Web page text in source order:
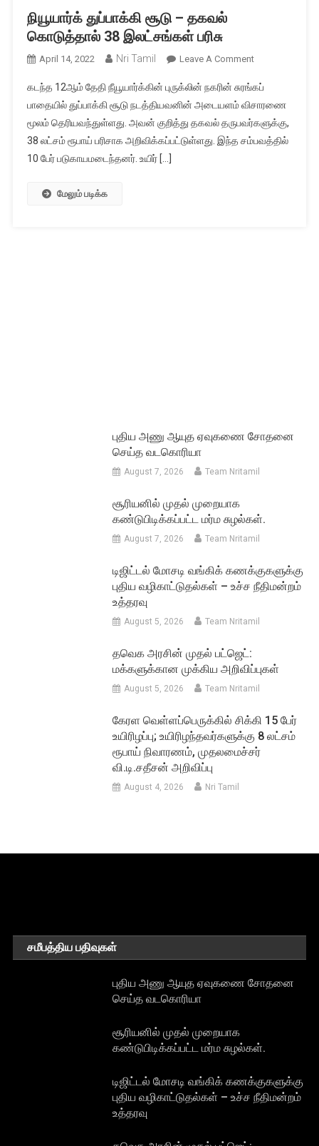
நியூயார்க் துப்பாக்கி சூடு – தகவல்
கொடுத்தால் 38 இலட்சங்கள் பரிசு
April 14, 2022 Nri Tamil Leave A CommentOn
துப்பாக்கி
சூடு
–
தகவல்
கடந்த 12ஆம் தேதி நீயூயார்க்கின் புருக்லின் நகரின் சுரங்கப்
பாதையில் துப்பாக்கி சூடு நடத்தியவனின் அடையளம் விசாரணை
மூலம் தெரியவந்துள்ளது. அவன் குறித்து தகவல் தருபவர்களுக்கு,
38 லட்சம் ரூபாய் பரிசாக அறிவிக்கப்பட்டுள்ளது. இந்த சம்பவத்தில்
10 பேர் படுகாயமடைந்தனர். உயிர் […]
மேலும் படிக்க
புதிய அணு ஆயுத ஏவுகணை சோதனை
செய்த வடகொரியா
August 7, 2026 Team Nritamil
சூரியனில் முதல் முறையாக
கண்டுபிடிக்கப்பட்ட மர்ம சுழல்கள்.
August 7, 2026 Team Nritamil
டிஜிட்டல் மோசடி வங்கிக் கணக்குகளுக்கு
புதிய வழிகாட்டுதல்கள் – உச்ச நீதிமன்றம்
உத்தரவு
August 5, 2026 Team Nritamil
தவெக அரசின் முதல் பட்ஜெட்:
மக்களுக்கான முக்கிய அறிவிப்புகள்
August 5, 2026 Team Nritamil
கேரள வெள்ளப்பெருக்கில் சிக்கி 15 பேர்
உயிரிழப்பு; உயிரிழந்தவர்களுக்கு 8 லட்சம்
ரூபாய் நிவாரணம், முதலமைச்சர்
வி.டி.சதீசன் அறிவிப்பு
August 4, 2026 Nri Tamil
சமீபத்திய பதிவுகள்
புதிய அணு ஆயுத ஏவுகணை சோதனை
செய்த வடகொரியா
சூரியனில் முதல் முறையாக
கண்டுபிடிக்கப்பட்ட மர்ம சுழல்கள்.
டிஜிட்டல் மோசடி வங்கிக் கணக்குகளுக்கு
புதிய வழிகாட்டுதல்கள் – உச்ச நீதிமன்றம்
உத்தரவு